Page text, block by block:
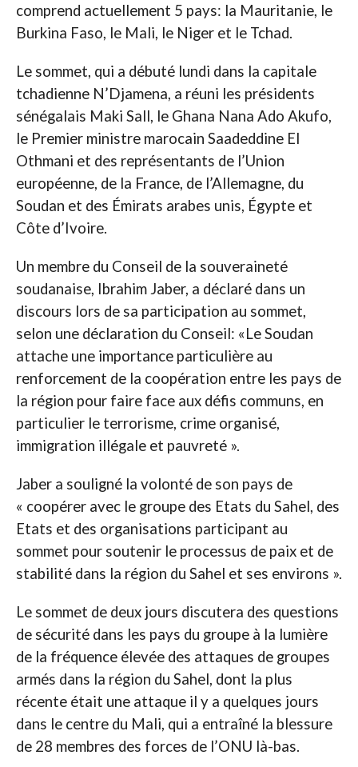
comprend actuellement 5 pays: la Mauritanie, le
Burkina Faso, le Mali, le Niger et le Tchad.
Le sommet, qui a débuté lundi dans la capitale
tchadienne N’Djamena, a réuni les présidents
sénégalais Maki Sall, le Ghana Nana Ado Akufo,
le Premier ministre marocain Saadeddine El
Othmani et des représentants de l’Union
européenne, de la France, de l’Allemagne, du
Soudan et des Émirats arabes unis, Égypte et
Côte d’Ivoire.
Un membre du Conseil de la souveraineté
soudanaise, Ibrahim Jaber, a déclaré dans un
discours lors de sa participation au sommet,
selon une déclaration du Conseil: «Le Soudan
attache une importance particulière au
renforcement de la coopération entre les pays de
la région pour faire face aux défis communs, en
particulier le terrorisme, crime organisé,
immigration illégale et pauvreté ».
Jaber a souligné la volonté de son pays de
« coopérer avec le groupe des Etats du Sahel, des
Etats et des organisations participant au
sommet pour soutenir le processus de paix et de
stabilité dans la région du Sahel et ses environs ».
Le sommet de deux jours discutera des questions
de sécurité dans les pays du groupe à la lumière
de la fréquence élevée des attaques de groupes
armés dans la région du Sahel, dont la plus
récente était une attaque il y a quelques jours
dans le centre du Mali, qui a entraîné la blessure
de 28 membres des forces de l’ONU là-bas.